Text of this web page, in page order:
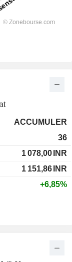
ACCUMULER
36
1 078,00 INR
1 151,86 INR
+6,85%